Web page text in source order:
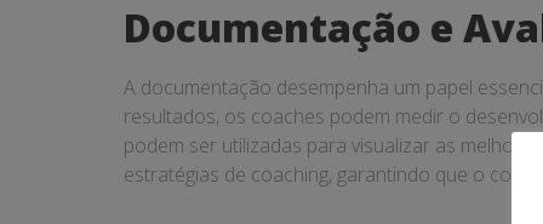
Documentação e
A documentação desempenha um papel
resultados, os coaches podem medir o
podem ser utilizadas para visualizar as
estratégias de coaching, garantindo que o